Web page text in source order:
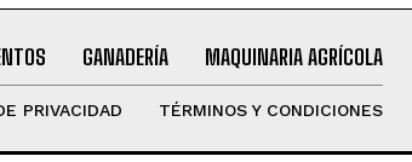
GANADERÍA MAQUINARIA AGRÍCOLA
PRIVACIDAD TÉRMINOS Y CONDICIONES